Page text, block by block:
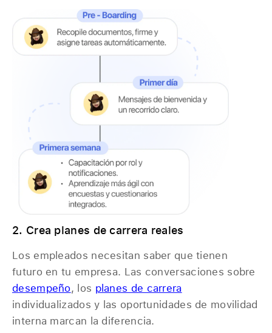
2. Crea planes de carrera reales
Los empleados necesitan saber que tienen
futuro en tu empresa. Las conversaciones sobre
desempeño, los planes de carrera
individualizados y las oportunidades de movilidad
interna marcan la diferencia.